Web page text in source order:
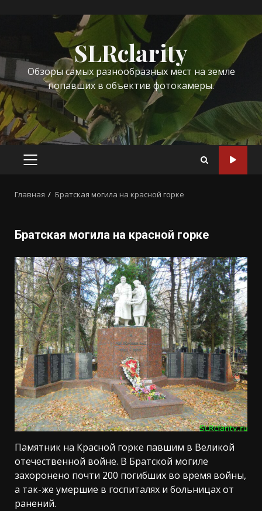
содержимому
SLRclarity
Обзоры самых разнообразных мест на земле
попавших в объектив фотокамеры.
ОСНОВНОЕ
Главная Братская могила на красной горке
Братская могила на красной горке
Памятник на Красной горке павшим в Великой
отечественной войне. В Братской могиле
захоронено почти 200 погибших во время войны,
а так-же умершие в госпиталях и больницах от
ранений.